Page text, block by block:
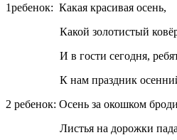
1ребенок: Какая красивая осень,
Какой золотистый
И в гости сегодня,
К нам праздник осенний
2 ребенок: Осень за окошком
Листья на дорожки